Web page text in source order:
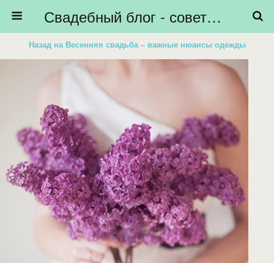
Свадебный блог - советы невестам, подготовка к свадьбе - HiBride
Назад на Весенняя свадьба – важные нюансы одежды